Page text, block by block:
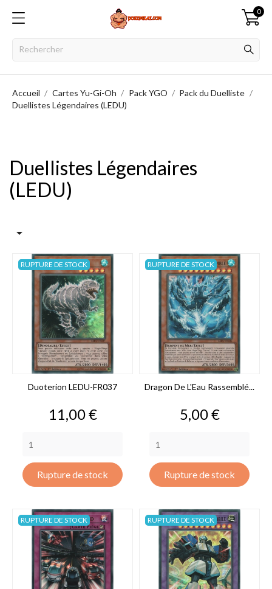
0
Accueil Cartes Yu-Gi-Oh Pack YGO
Pack du Duelliste
Duellistes Légendaires (LEDU)
Duellistes Légendaires
(LEDU)

Duoterion LEDU-FR037
Prix
11,00 €
Rupture de stock
RUPTURE DE STOCK
Dragon De L'Eau Rassemblé...
Prix
5,00 €
Rupture de stock
RUPTURE DE STOCK
RUPTURE DE STOCK RUPTURE DE STOCK